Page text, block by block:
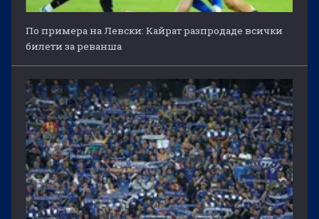
По примера на Левски: Кайрат разпродаде всички
билети за реванша